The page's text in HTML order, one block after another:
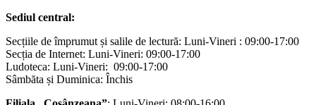
Sediul central:
Secțiile de împrumut și salile de lectură: Luni-Vineri : 09:00-17:00
Secția de Internet: Luni-Vineri: 09:00-17:00
Ludoteca: Luni-Vineri: 09:00-17:00
Sâmbăta și Duminica: Închis